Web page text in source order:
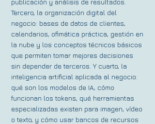
publicación y análisis de resultados.
Tercero, la organización digital del
negocio: bases de datos de clientes,
calendarios, ofimática práctica, gestión en
la nube y los conceptos técnicos básicos
que permiten tomar mejores decisiones
sin depender de terceros. Y cuarto, la
inteligencia artificial aplicada al negocio:
qué son los modelos de IA, cómo
funcionan los tokens, qué herramientas
especializadas existen para imagen, vídeo
o texto, y cómo usar bancos de recursos